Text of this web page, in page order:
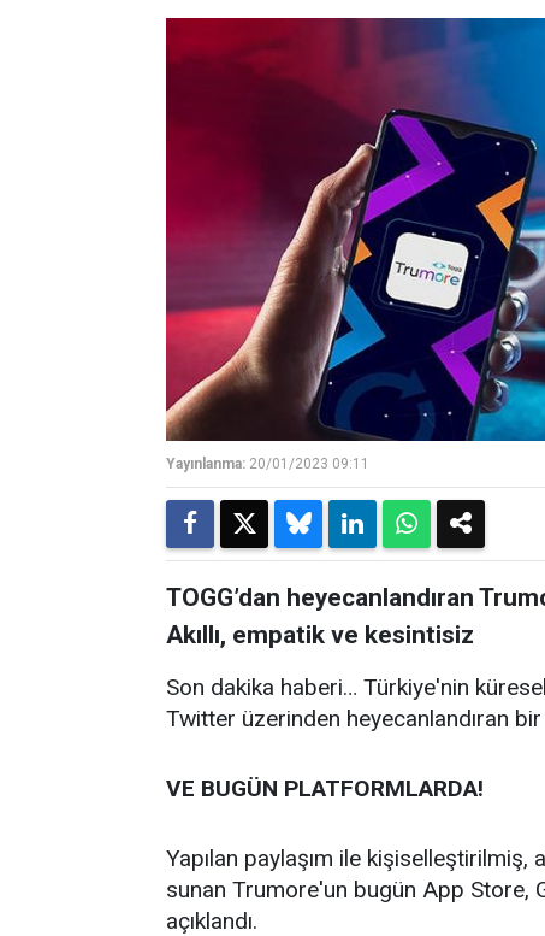
Yayınlanma: 20/01/2023 09:11
TOGG’dan heyecanlandıran
Akıllı, empatik ve kesintisiz
Son dakika haberi… Türkiye'nin
Twitter üzerinden heyecanlandıran
VE BUGÜN PLATFORMLARDA!
Yapılan paylaşım ile kişiselleştirilmiş,
sunan Trumore'un bugün App Store,
açıklandı.